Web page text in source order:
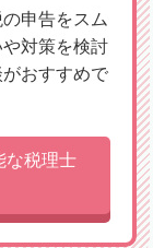
申告をスム
対策を検討
おすすめで
な税理士